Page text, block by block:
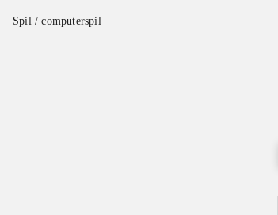
Spil / computerspil